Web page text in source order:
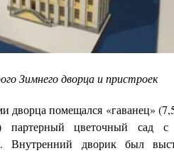
Зимнего дворца и пристроек
помещался «гаванец»
партерный цветочный сад
Внутренний дворик был